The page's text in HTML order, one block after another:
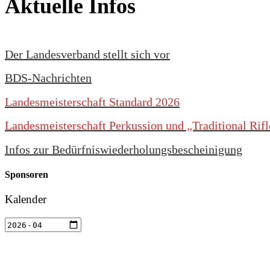
Aktuelle Infos
Der Landesverband stellt sich vor
BDS-Nachrichten
Landesmeisterschaft Standard 2026
Landesmeisterschaft Perkussion und „Traditional
Infos zur Bedürfniswiederholungsbescheinigung
Sponsoren
Kalender